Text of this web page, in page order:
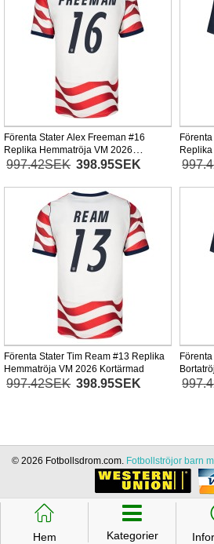
Förenta Stater Alex Freeman #16
Replika Hemmatröja VM 2026
Kortärmad
997.42SEK 398.95SEK
Förenta Stater Tim Ream #13 Replika
Hemmatröja VM 2026 Kortärmad
997.42SEK 398.95SEK
󰃱
Hem Kategorier
© 2026 Fotbollsdrom.com. Fotbollströjor barn